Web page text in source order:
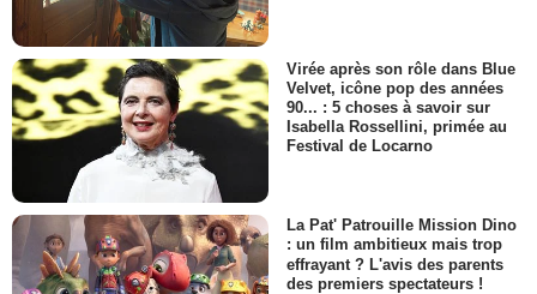
Virée après son rôle dans Blue
Velvet, icône pop des années
90... : 5 choses à savoir sur
Isabella Rossellini, primée au
Festival de Locarno
La Pat' Patrouille Mission Dino
: un film ambitieux mais trop
effrayant ? L'avis des parents
des premiers spectateurs !